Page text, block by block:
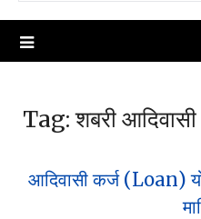
Tag:शबरी
आदिवासी कर्ज (Loan)